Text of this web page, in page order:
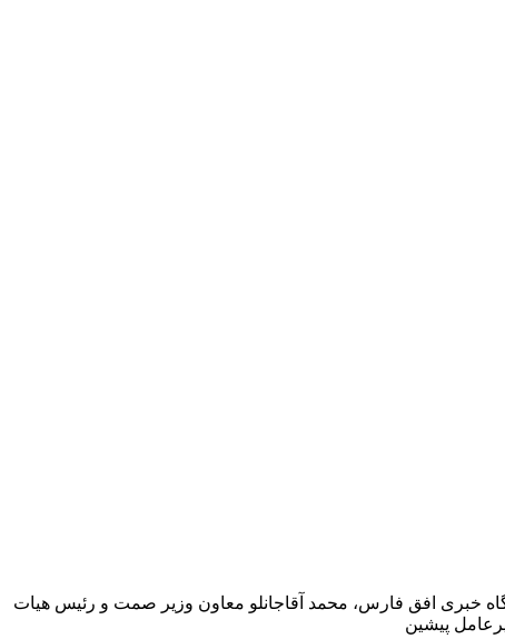
خبری افق فارس، محمد آقاجانلو معاون وزیر صمت و رئیس هیات
پیشین